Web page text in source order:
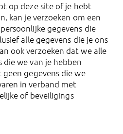
op deze site of je hebt
kan je verzoeken om een
gegevens die
alle gegevens die je ons
ook verzoeken dat we alle
die we van je hebben
gegevens die we
in verband met
of beveiligings